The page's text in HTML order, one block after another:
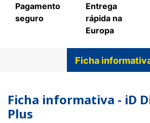
Pagamento
seguro
Entrega
rápida na
Europa
Ficha
Ficha informativa - iD
Plus